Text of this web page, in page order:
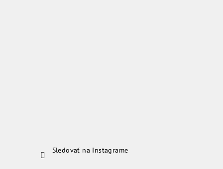
Sledovať na Instagrame